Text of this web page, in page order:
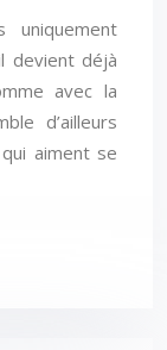
devient déjà
avec la
d’ailleurs
aiment se